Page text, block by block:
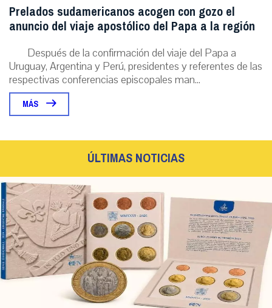
Prelados sudamericanos acogen con gozo el
anuncio del viaje apostólico del Papa a la región
Después de la confirmación del viaje del Papa a
Uruguay, Argentina y Perú, presidentes y referentes de las
respectivas conferencias episcopales man...
MÁS
ÚLTIMAS NOTICIAS